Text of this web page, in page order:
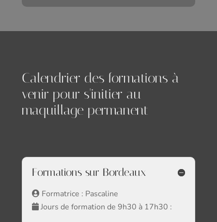
Calendrier des formations à
venir pour s'initier au
maquillage permanent
Formations sur Bordeaux
Formatrice : Pascaline
Jours de formation de 9h30 à 17h30 :